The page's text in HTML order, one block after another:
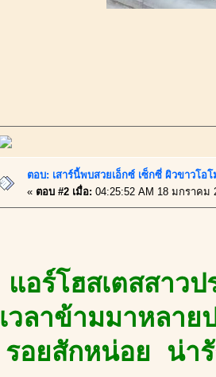
ตอบ: เสาร์นี้พบสวยเอ็กซ์ เซ็กซี่ ผิวขาวโ
« ตอบ #2 เมื่อ: 04:25:52 AM 18 มกราคม
แอร์โฮสเตสสาว
เวลาข้ามมาหลาย
รอยสักหน่อย น่า